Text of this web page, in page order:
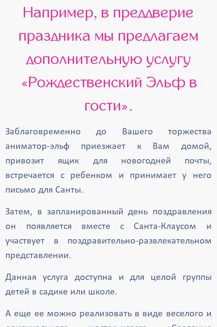
Например, в преддверие
праздника мы предлагаем
дополнительную услугу
«Рождественский Эльф в
гости».
Заблаговременно до Вашего торжества
аниматор-эльф приезжает к Вам домой,
привозит ящик для новогодней почты,
встречается с ребенком и принимает у него
письмо для Санты.
Затем, в запланированный день поздравления
он появляется вместе с Санта-Клаусом и
участвует в поздравительно-развлекательном
представлении.
Данная услуга доступна и для целой группы
детей в садике или школе.
А еще ее можно реализовать в виде веселого и